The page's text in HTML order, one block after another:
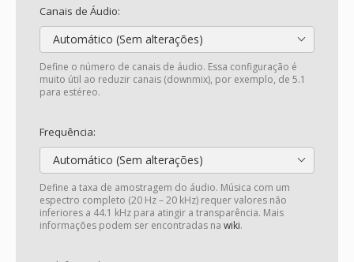
Canais de Áudio:
Automático (Sem alterações)
Define o número de canais de áudio. Essa configuração é
muito útil ao reduzir canais (downmix), por exemplo, de 5.1
para estéreo.
Frequência:
Automático (Sem alterações)
Define a taxa de amostragem do áudio. Música com um
espectro completo (20 Hz – 20 kHz) requer valores não
inferiores a 44.1 kHz para atingir a transparência. Mais
informações podem ser encontradas na wiki.